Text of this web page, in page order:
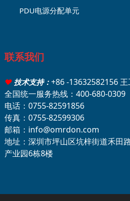
PDU电源分配单元
联系我们
♥技术支持： +86 -13632582156 王
全国统一服务热线：400-680-0309
电话：0755-82591856
传真：0755-82599306
邮箱：info@omrdon.com
地址：深圳市坪山区坑梓街道禾田
产业园6栋8楼